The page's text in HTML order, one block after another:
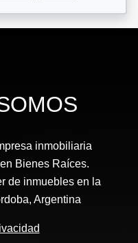
inmobiliaria
Bienes Raíces.
de inmuebles en la
Argentina